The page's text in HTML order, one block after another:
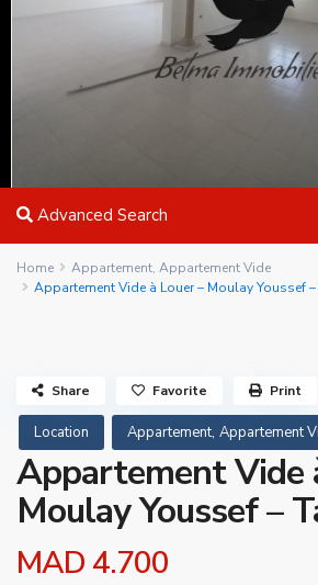
Advanced Search
Home Appartement, Appartement Vide
Appartement Vide à Louer – Moulay Youssef –
Location Appartement, Appartement
Appartement Vide
Moulay Youssef –
MAD 4.700
Share Favorite Print